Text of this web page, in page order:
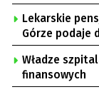
Seniora”
Lekarskie
Górze podaje
Władze
finansowych